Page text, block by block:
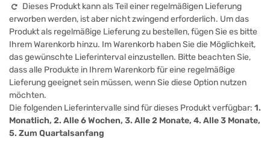
Dieses Produkt kann als Teil einer regelmäßigen Lieferung
erworben werden, ist aber nicht zwingend erforderlich. Um das
Produkt als regelmäßige Lieferung zu bestellen, fügen Sie es bitte
Ihrem Warenkorb hinzu. Im Warenkorb haben Sie die Möglichkeit,
das gewünschte Lieferinterval einzustellen. Bitte beachten Sie,
dass alle Produkte in Ihrem Warenkorb für eine regelmäßige
Lieferung geeignet sein müssen, wenn Sie diese Option nutzen
möchten.
Die folgenden Lieferintervalle sind für dieses Produkt verfügbar: 1.
Monatlich, 2. Alle 6 Wochen, 3. Alle 2 Monate, 4. Alle 3 Monate,
5. Zum Quartalsanfang